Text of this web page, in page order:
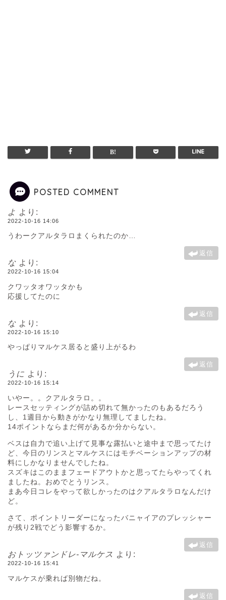
POSTED COMMENT
よ より:
2022-10-16 14:06
うわークアルタラロまくられたのか…
返信
な より:
2022-10-16 15:04
クワッタオワッタかも
応援してたのに
返信
な より:
2022-10-16 15:10
やっぱりマルケス居ると盛り上がるわ
返信
うに より:
2022-10-16 15:14
いやー。。クアルタラロ。。
レースセッティングが詰め切れて無かったのもあるだろう
し、1週目から動きがかなり無理してましたね。
14ポイントならまだ何があるか分からない。
ベスは自力で追い上げて見事な露払いと途中まで思ってたけ
ど、今日のリンスとマルケスにはモチベーションアップの材
料にしかなりませんでしたね。
スズキはこのままフェードアウトかと思ってたらやってくれ
ましたね。おめでとうリンス。
まあ今日コレをやって欲しかったのはクアルタラロなんだけ
ど。
さて、ポイントリーダーになったバニャイアのプレッシャー
が残り2戦でどう影響するか。
返信
おトッツァンドレ-マルケス より:
2022-10-16 15:41
マルケスが乗れば別物だね。
返信